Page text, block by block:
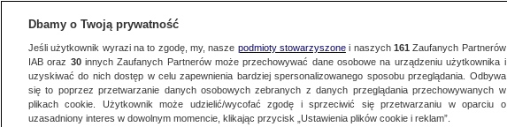
Oglądaj TVN24NajnowszeFaktyŚwiat PolskaRegionalne Więcej
Dbamy o Twoją prywatność
Jeśli użytkownik wyrazi na to zgodę, my, nasze podmioty stowarzyszonei naszych 161 Zaufanych Partnerów
IAB oraz 30innych Zaufanych Partnerów może przechowywać dane osobowe na urządzeniu użytkownika i
uzyskiwać do nich dostęp w celu zapewnienia bardziej spersonalizowanego sposobu przeglądania. Odbywa
się to poprzez przetwarzanie danych osobowych zebranych z danych przeglądania przechowywanych w
plikach cookie. Użytkownik może udzielić/wycofać zgodę i sprzeciwić się przetwarzaniu w oparciu o
uzasadniony interes w dowolnym momencie, klikając przycisk „Ustawienia plików cookie i reklam”.